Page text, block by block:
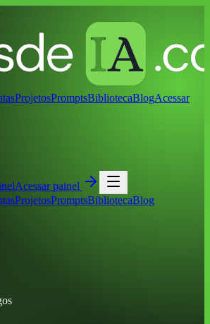
ProjetosPromptsBibliotecaBlogAcessar
Acessar painel
ProjetosPromptsBibliotecaBlog